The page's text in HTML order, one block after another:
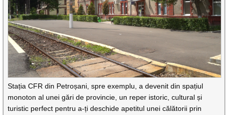
Stația CFR din Petroșani, spre exemplu, a devenit din spațiul
monoton al unei gări de provincie, un reper istoric, cultural și
turistic perfect pentru a-ți deschide apetitul unei călătorii prin